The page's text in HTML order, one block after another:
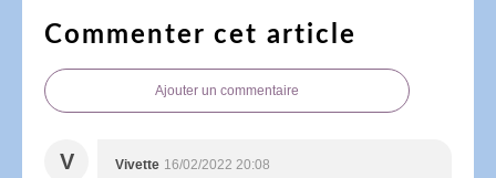
Commenter cet article
Ajouter un commentaire
V Vivette 16/02/2022 20:08